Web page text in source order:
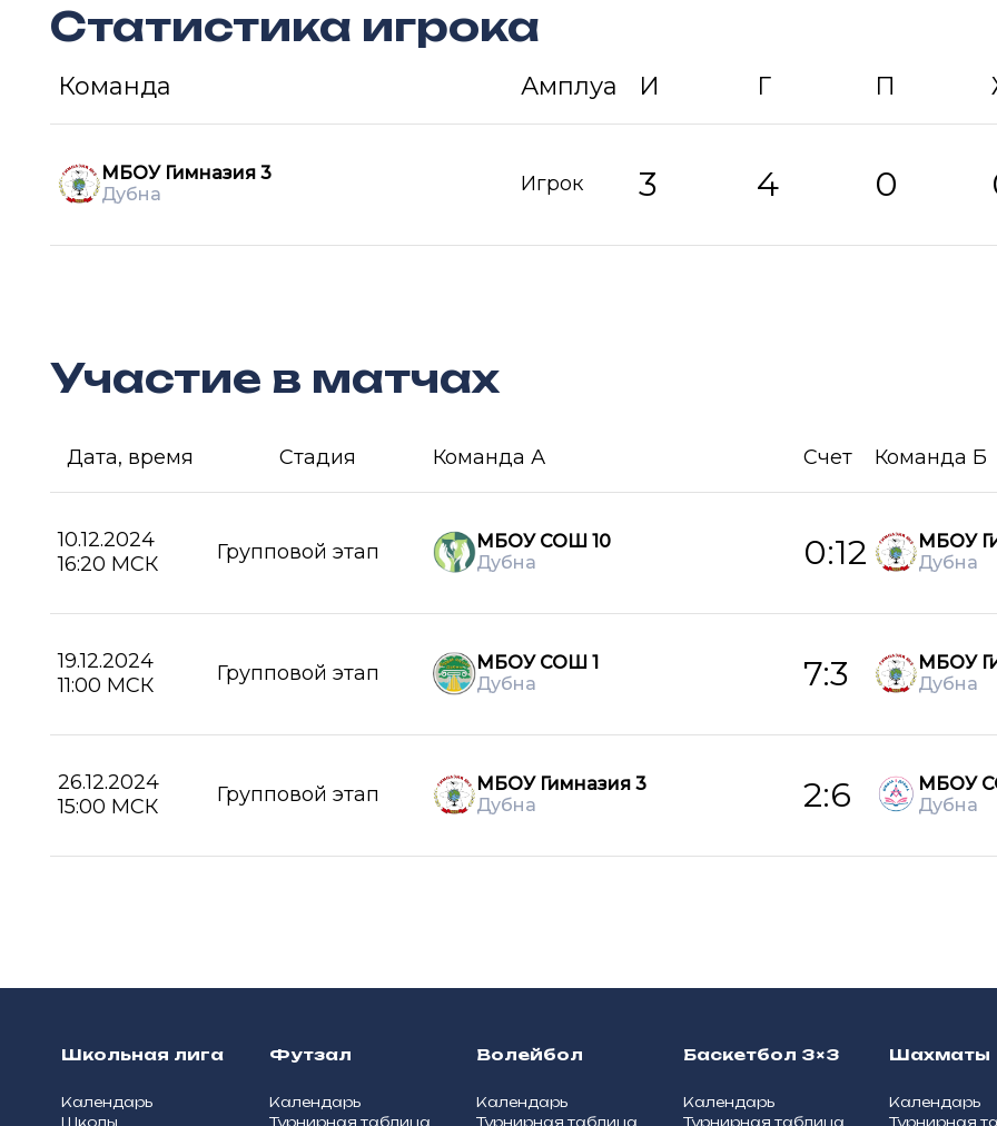
Статистика игрока
Команда Амплуа И Г П
МБОУ Гимназия 3
Дубна
Игрок 3 4 0
Участие в матчах
Дата, время Стадия Команда А Счет Команда Б
10.12.2024
16:20 МСК
Групповой этап
МБОУ СОШ 10
Дубна
0:12
МБОУ
Дубна
19.12.2024
11:00 МСК
Групповой этап
МБОУ СОШ 1
Дубна
7:3
МБОУ
Дубна
26.12.2024
15:00 МСК
Групповой этап
МБОУ Гимназия 3
Дубна
2:6
МБОУ
Дубна
Школьная лига
Календарь
Школы
Футзал
Календарь
Турнирная таблица
Волейбол
Календарь
Турнирная таблица
Баскетбол 3×3
Календарь
Турнирная таблица
Шахматы
Календарь
Турнирная